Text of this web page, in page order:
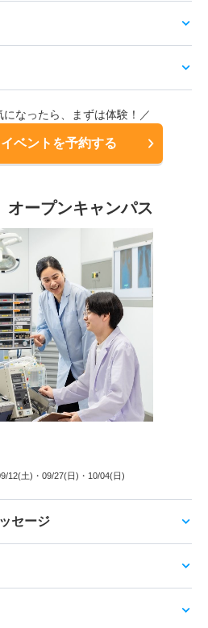
になったら、まずは体験！／
ベントを予約する
オープンキャンパス
12(土) ・09/27(日) ・10/04(日)
セージ